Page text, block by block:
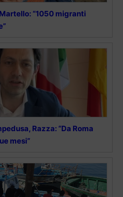
“1050 migranti
Razza: “Da Roma
mesi”